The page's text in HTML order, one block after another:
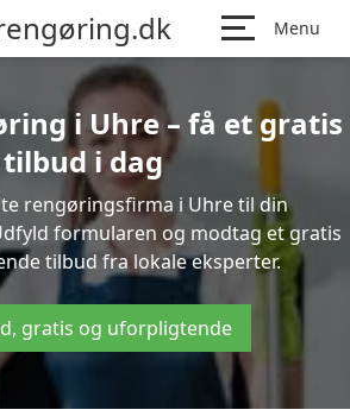
Menu
i Uhre – få et gratis
tilbud i dag
rengøringsfirma i Uhre til din
formularen og modtag et gratis
tilbud fra lokale eksperter.
gratis og uforpligtende